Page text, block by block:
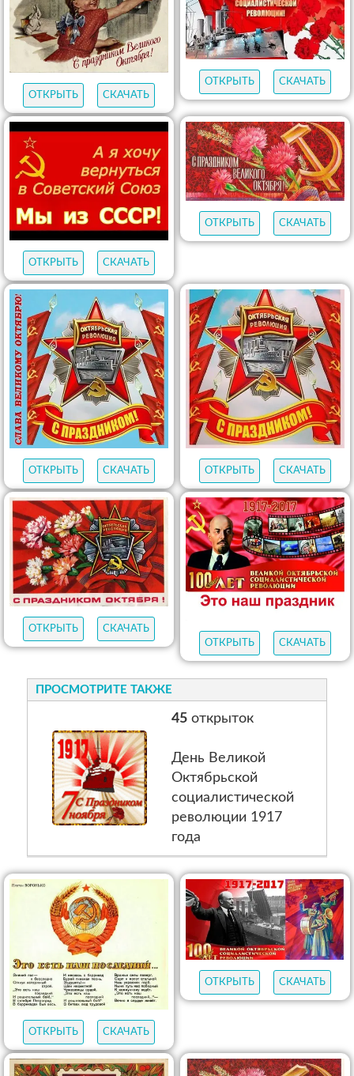
ОТКРЫТЬ СКАЧАТЬ
ОТКРЫТЬ СКАЧАТЬ
ОТКРЫТЬ СКАЧАТЬ
ОТКРЫТЬ СКАЧАТЬ
ОТКРЫТЬ СКАЧАТЬ ОТКРЫТЬ СКАЧАТЬ
ОТКРЫТЬ
СКАЧАТЬ
ОТКРЫТЬ
СКАЧАТЬ
ПРОСМОТРИТЕ ТАКЖЕ
45открыток
День Великой
Октябрьской
социалистической
революции 1917
года
ОТКРЫТЬ СКАЧАТЬ
ОТКРЫТЬ СКАЧАТЬ